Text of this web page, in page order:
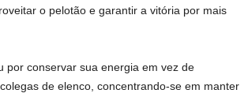
o pelotão e garantir a vitória por mais
por conservar sua energia em vez de
de elenco, concentrando-se em manter